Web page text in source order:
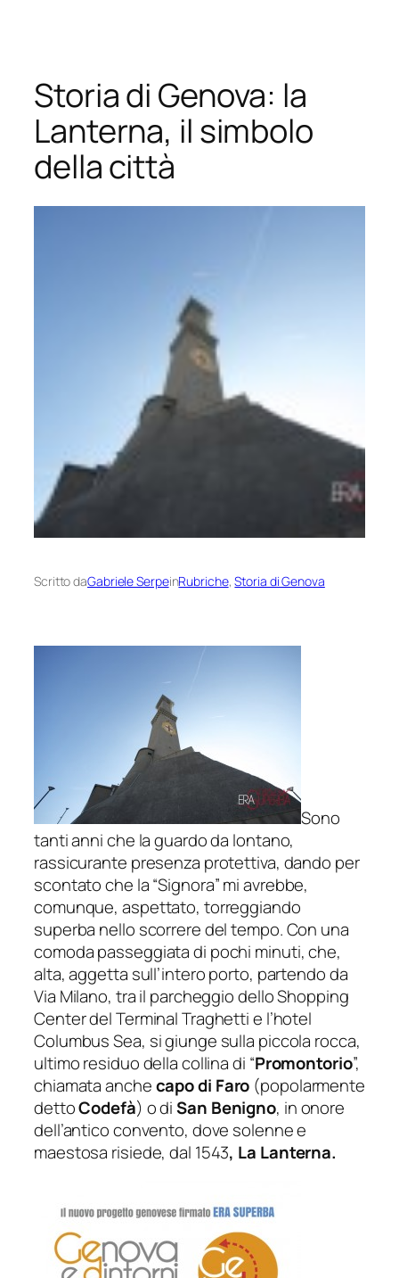
contenuto
Storia di Genova: la
Lanterna, il simbolo
della città
Scritto daGabriele SerpeinRubriche, Storia di Genova
Sono
tanti anni che la guardo da lontano,
rassicurante presenza protettiva, dando per
scontato che la “Signora” mi avrebbe,
comunque, aspettato, torreggiando
superba nello scorrere del tempo. Con una
comoda passeggiata di pochi minuti, che,
alta, aggetta sull’intero porto, partendo da
Via Milano, tra il parcheggio dello Shopping
Center del Terminal Traghetti e l’hotel
Columbus Sea, si giunge sulla piccola rocca,
ultimo residuo della collina di “Promontorio”,
chiamata anchecapo di Faro (popolarmente
dettoCodefà) o diSan Benigno, in onore
dell’antico convento, dove solenne e
maestosa risiede, dal 1543, La Lanterna.